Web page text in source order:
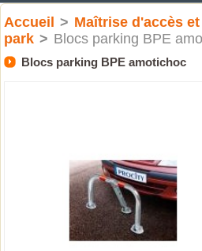
Accueil > Maîtrise d'accès
park > Blocs parking BPE
Blocs parking BPE amotichoc